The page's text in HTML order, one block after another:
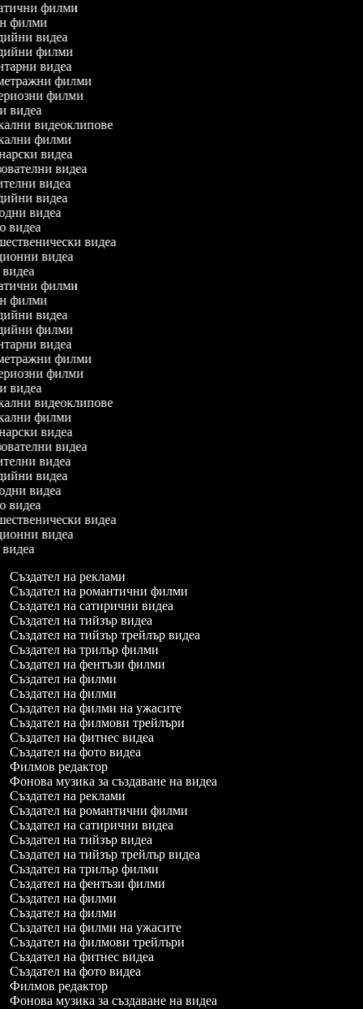
филми
филми
видеа
филми
видеа
филми
филми
видеа
видеоклипове
филми
видеа
видеа
видеа
видеа
видеа
видеа
видеа
видеа
видеа
филми
филми
видеа
филми
видеа
филми
филми
видеа
видеоклипове
филми
видеа
видеа
видеа
видеа
видеа
видеа
видеа
видеа
видеа
Създател на реклами
Създател на романтични филми
Създател на сатирични видеа
Създател на тийзър видеа
Създател на тийзър трейлър видеа
Създател на трилър филми
Създател на фентъзи филми
Създател на филми
Създател на филми
Създател на филми на ужасите
Създател на филмови трейлъри
Създател на фитнес видеа
Създател на фото видеа
Филмов редактор
Фонова музика за създаване на видеа
Създател на реклами
Създател на романтични филми
Създател на сатирични видеа
Създател на тийзър видеа
Създател на тийзър трейлър видеа
Създател на трилър филми
Създател на фентъзи филми
Създател на филми
Създател на филми
Създател на филми на ужасите
Създател на филмови трейлъри
Създател на фитнес видеа
Създател на фото видеа
Филмов редактор
Фонова музика за създаване на видеа